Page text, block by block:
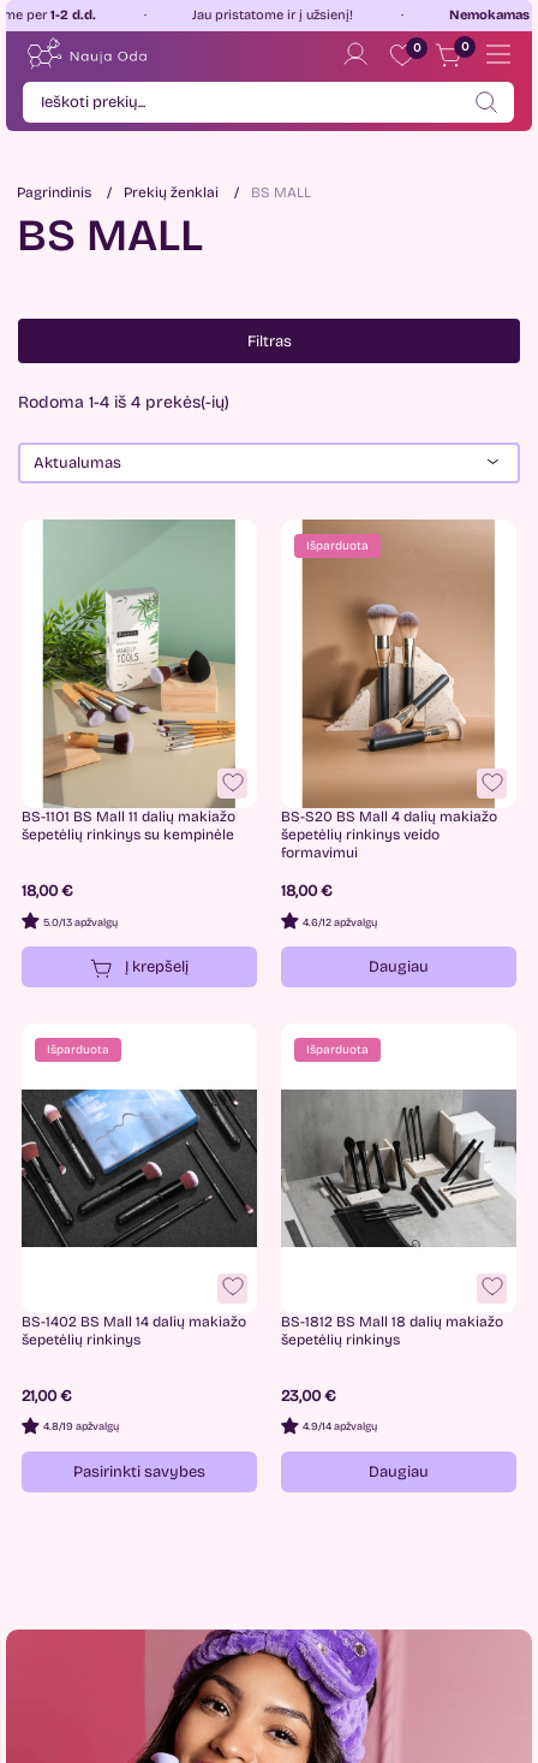
2 d.d. Jau pristatome ir į užsienį! Nemokamas
0 0
Pagrindinis Prekių ženklai BS MALL
BS MALL
Filtras
18€
Kategorijos
Makiažas
4
Makiažo įrankiai
Kempinėlės
1
Naujausi
Rodoma 1-4 iš 4 prekės(-ių)
Aktualumas
BS-1101 BS Mall 11 dalių makiažo
šepetėlių rinkinys su kempinėle
18,00 €
5.0/13 apžvalgų
Į krepšelį
Išparduota
BS-S20 BS Mall 4 dalių makiažo
šepetėlių rinkinys veido
formavimui
18,00 €
4.6/12 apžvalgų
Daugiau
Išparduota
BS-1402 BS Mall 14 dalių makiažo
šepetėlių rinkinys
21,00 €
4.8/19 apžvalgų
Pasirinkti savybes
Išparduota
BS-1812 BS Mall 18 dalių makiažo
šepetėlių rinkinys
23,00 €
4.9/14 apžvalgų
Daugiau